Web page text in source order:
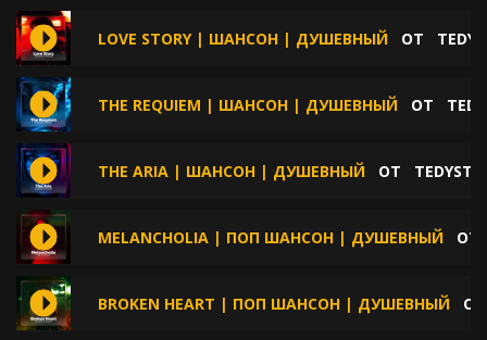
LOVE STORY | ШАНСОН | ДУШЕВНЫЙ ОТ
THE REQUIEM | ШАНСОН | ДУШЕВНЫЙ ОТ
THE ARIA | ШАНСОН | ДУШЕВНЫЙ ОТ
MELANCHOLIA | ПОП ШАНСОН | ДУШЕВНЫЙ
BROKEN HEART | ПОП ШАНСОН | ДУШЕВНЫЙ